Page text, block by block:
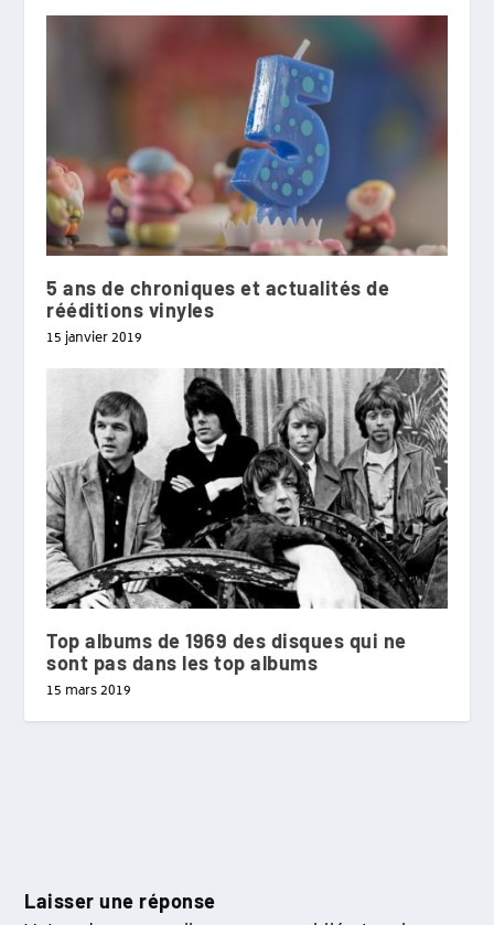
5 ans de chroniques et actualités de
rééditions vinyles
15 janvier 2019
Top albums de 1969 des disques qui ne
sont pas dans les top albums
15 mars 2019
Laisser une réponse